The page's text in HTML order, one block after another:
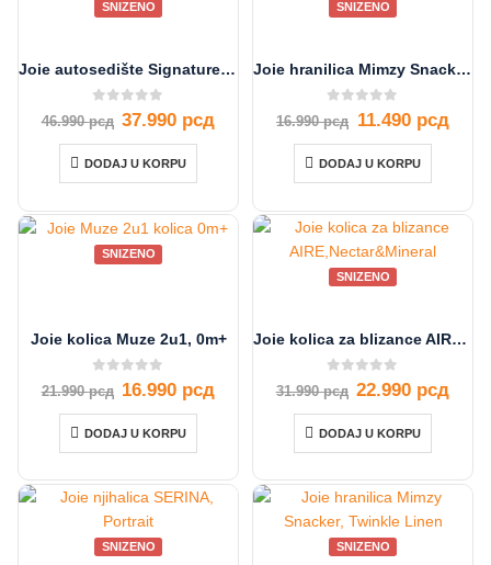
SNIZENO
Joie autosedište Signature i-Level, 40-85cm, Eclipse
out of 5
46.990рсд 37.990 рсд
DODAJ U KORPU
SNIZENO
Joie hranilica Mimzy Snacker, Portrait
out of 5
16.990рсд 11.490 рсд
DODAJ U KORPU
SNIZENO
Joie kolica Muze 2u1, 0m+
out of 5
21.990рсд 16.990 рсд
DODAJ U KORPU
SNIZENO
Joie kolica za blizance AIRE,Nectar&Mineral
out of 5
31.990рсд 22.990 рсд
DODAJ U KORPU
SNIZENO SNIZENO